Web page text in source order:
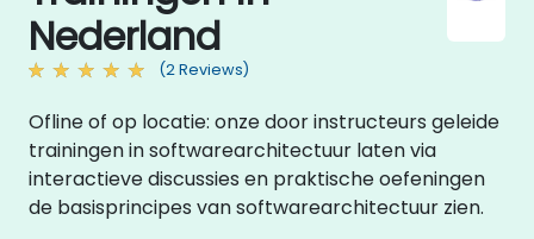
Nederland
(2 Reviews)
Ofline of op locatie: onze door instructeurs geleide
trainingen in softwarearchitectuur laten via
interactieve discussies en praktische oefeningen
de basisprincipes van softwarearchitectuur zien.